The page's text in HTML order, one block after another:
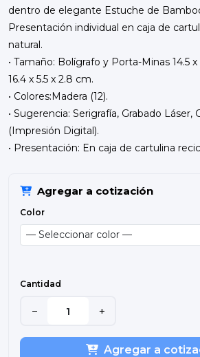
dentro de elegante Estuche de
Presentación individual en caja de
natural.
• Tamaño: Bolígrafo y Porta-Minas 14.5
16.4 x 5.5 x 2.8 cm.
• Colores:Madera (12).
• Sugerencia: Serigrafía, Grabado Láser,
(Impresión Digital).
• Presentación: En caja de cartulina
Agregar a cotización
Color
Cantidad
− +
Agregar a